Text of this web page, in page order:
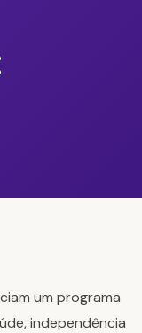
um programa
independência